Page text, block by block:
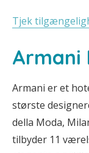
Tjek
Armani
Armani er et
største
della Moda,
tilbyder 11